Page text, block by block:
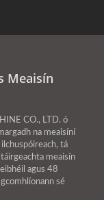
Meaisín
CO., LTD. ó
na meaisíní
tá
meaisín
agus 48
sé